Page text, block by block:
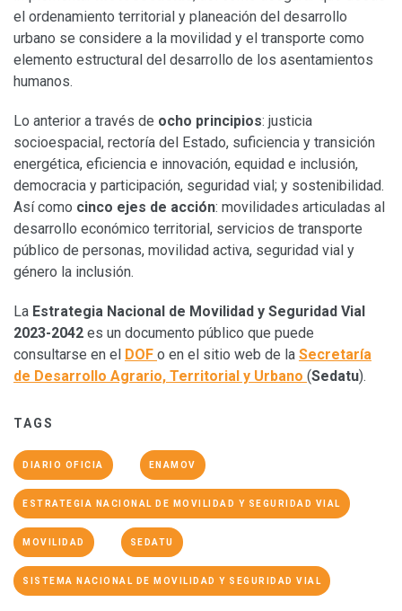
el ordenamiento territorial y planeación del desarrollo
urbano se considere a la movilidad y el transporte como
elemento estructural del desarrollo de los asentamientos
humanos.
Lo anterior a través de ocho principios: justicia
socioespacial, rectoría del Estado, suficiencia y transición
energética, eficiencia e innovación, equidad e inclusión,
democracia y participación, seguridad vial; y sostenibilidad.
Así como cinco ejes de acción: movilidades articuladas al
desarrollo económico territorial, servicios de transporte
público de personas, movilidad activa, seguridad vial y
género la inclusión.
La Estrategia Nacional de Movilidad y Seguridad Vial
2023-2042 es un documento público que puede
consultarse en el DOF o en el sitio web de la Secretaría
de Desarrollo Agrario, Territorial y Urbano (Sedatu).
TAGS
DIARIO OFICIA ENAMOV
ESTRATEGIA NACIONAL DE MOVILIDAD Y SEGURIDAD VIAL
MOVILIDAD SEDATU
SISTEMA NACIONAL DE MOVILIDAD Y SEGURIDAD VIAL